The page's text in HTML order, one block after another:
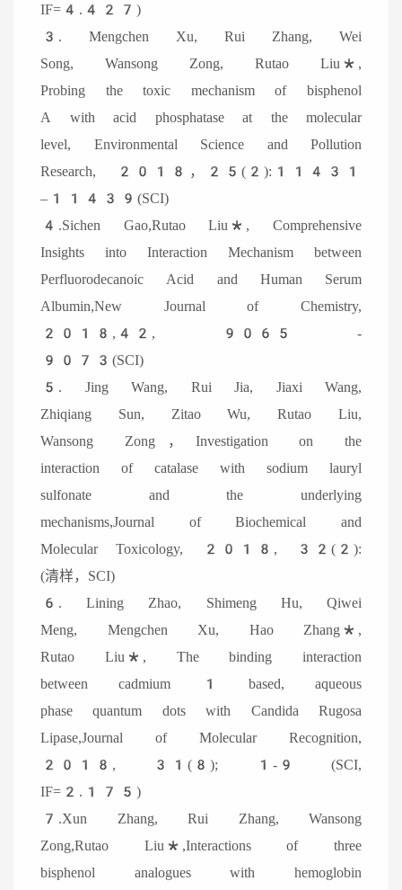
IF=4.427)
3. Mengchen Xu, Rui Zhang, Wei
Song, Wansong Zong, Rutao Liu*,
Probing the toxic mechanism of bisphenol
A with acid phosphatase at the molecular
level, Environmental Science and Pollution
Research, 2018，25(2):11431
–11439(SCI)
4.Sichen Gao,Rutao Liu*, Comprehensive
Insights into Interaction Mechanism between
Perfluorodecanoic Acid and Human Serum
Albumin,New Journal of Chemistry,
2018,42, 9065 -
9073(SCI)
5. Jing Wang, Rui Jia, Jiaxi Wang,
Zhiqiang Sun, Zitao Wu, Rutao Liu,
Wansong Zong，Investigation on the
interaction of catalase with sodium lauryl
sulfonate and the underlying
mechanisms,Journal of Biochemical and
Molecular Toxicology, 2018, 32(2):
(清样，SCI)
6. Lining Zhao, Shimeng Hu, Qiwei
Meng, Mengchen Xu, Hao Zhang*,
Rutao Liu*, The binding interaction
between cadmium 1 based, aqueous
phase quantum dots with Candida Rugosa
Lipase,Journal of Molecular Recognition,
2018, 31(8); 1-9 (SCI,
IF=2.175)
7.Xun Zhang, Rui Zhang, Wansong
Zong,Rutao Liu*,Interactions of three
bisphenol analogues with hemoglobin